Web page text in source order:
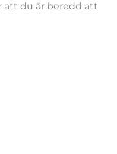
att du är beredd att